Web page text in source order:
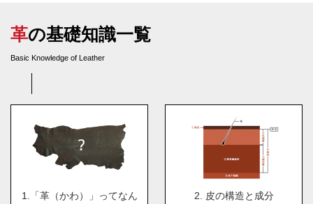
革の基礎知識一覧
Basic Knowledge of Leather
1.「革（かわ）」ってなん
2. 皮の構造と成分